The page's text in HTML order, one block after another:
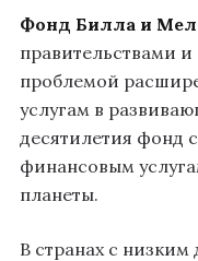
Фонд Билла и
правительствами
проблемой
услугам в
десятилетия фонд
финансовым
планеты.
В странах с